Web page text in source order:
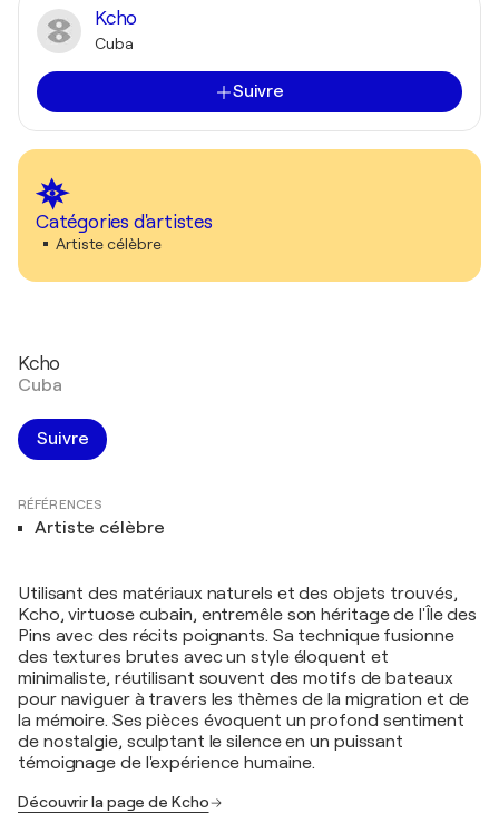
Kcho
Cuba
Suivre
Catégories d'artistes
Artiste célèbre
Kcho
Cuba
Suivre
RÉFÉRENCES
Artiste célèbre
Utilisant des matériaux naturels et des objets trouvés,
Kcho, virtuose cubain, entremêle son héritage de l'Île des
Pins avec des récits poignants. Sa technique fusionne
des textures brutes avec un style éloquent et
minimaliste, réutilisant souvent des motifs de bateaux
pour naviguer à travers les thèmes de la migration et de
la mémoire. Ses pièces évoquent un profond sentiment
de nostalgie, sculptant le silence en un puissant
témoignage de l'expérience humaine.
Découvrir la page de Kcho